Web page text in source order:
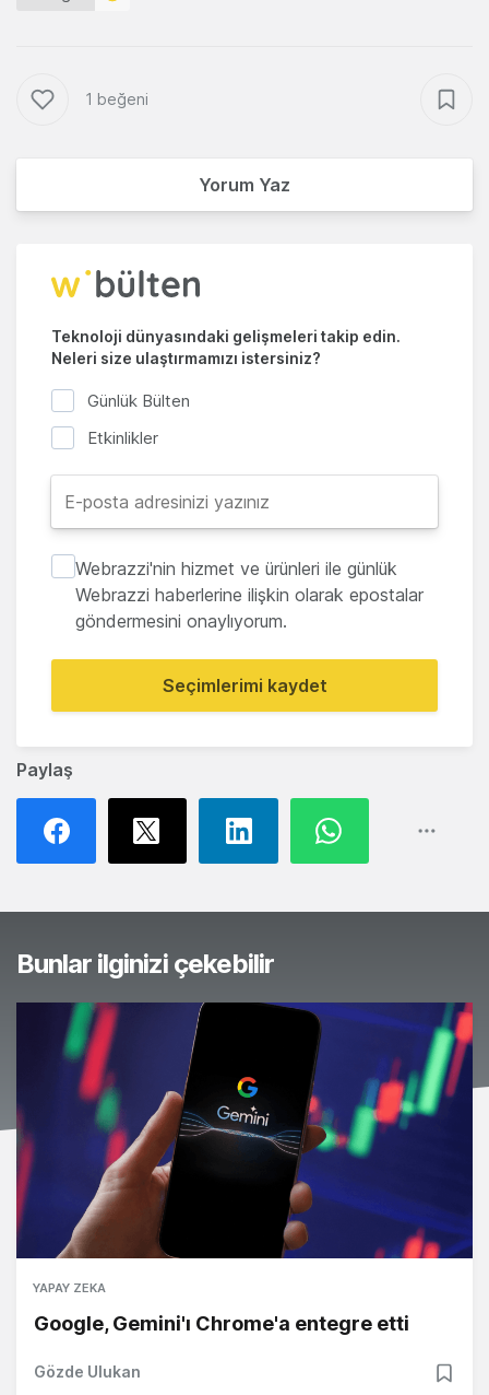
Paylaş
1 beğeni
Yorum Yaz
Teknoloji dünyasındaki gelişmeleri takip edin.
Neleri size ulaştırmamızı istersiniz?
Günlük Bülten
Etkinlikler
Webrazzi'nin hizmet ve ürünleri ile günlük
Webrazzi haberlerine ilişkin olarak epostalar
göndermesini onaylıyorum.
Seçimlerimi kaydet
Bunlar ilginizi çekebilir
YAPAY ZEKA
Google, Gemini'ı Chrome'a entegre etti
Gözde Ulukan